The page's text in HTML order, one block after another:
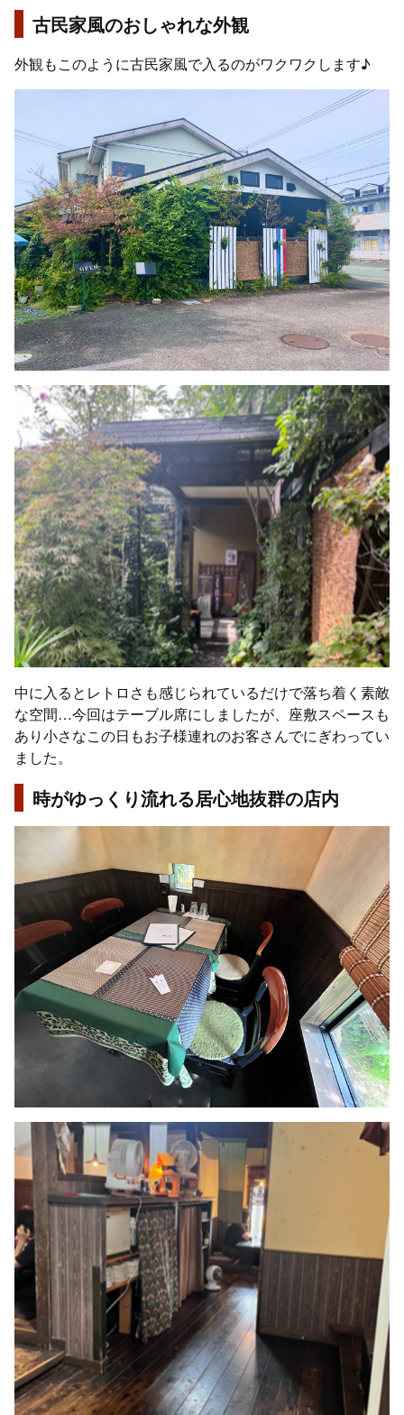
古民家風のおしゃれな外観
外観もこのように古民家風で入るのがワクワクします♪
中に入るとレトロさも感じられているだけで落ち着く素敵
な空間…今回はテーブル席にしましたが、座敷スペースも
あり小さなこの日もお子様連れのお客さんでにぎわってい
ました。
時がゆっくり流れる居心地抜群の店内